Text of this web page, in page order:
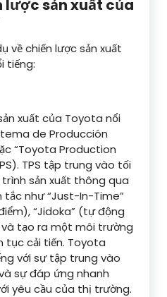
lược sản xuất của
về chiến lược sản xuất
tiếng:
xuất của Toyota nổi
de Producción
“Toyota Production
TPS tập trung vào tối
sản xuất thông qua
như “Just-In-Time”
“Jidoka” (tự động
tạo ra một môi trường
tục cải tiến. Toyota
với sự tập trung vào
sự đáp ứng nhanh
yêu cầu của thị trường.